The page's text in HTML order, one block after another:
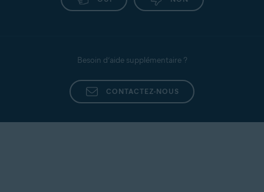
Besoin d’aide supplémentaire ?
CONTACTEZ-NOUS